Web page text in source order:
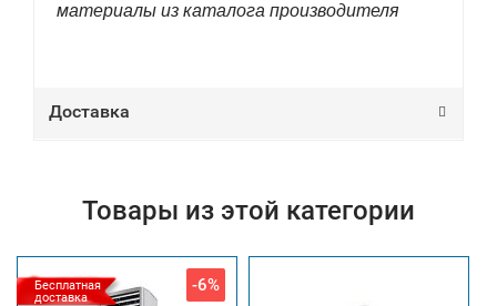
материалы из каталога производителя
Доставка
Товары из этой категории
Бесплатная
доставка
-6%